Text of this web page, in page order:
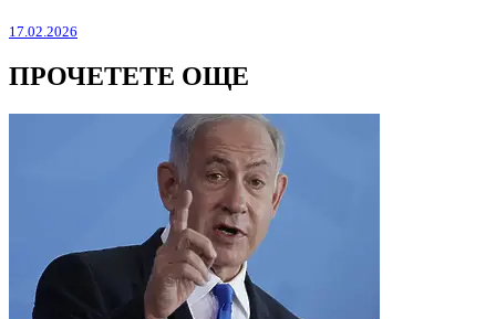
17.02.2026
ПРОЧЕТЕТЕ ОЩЕ